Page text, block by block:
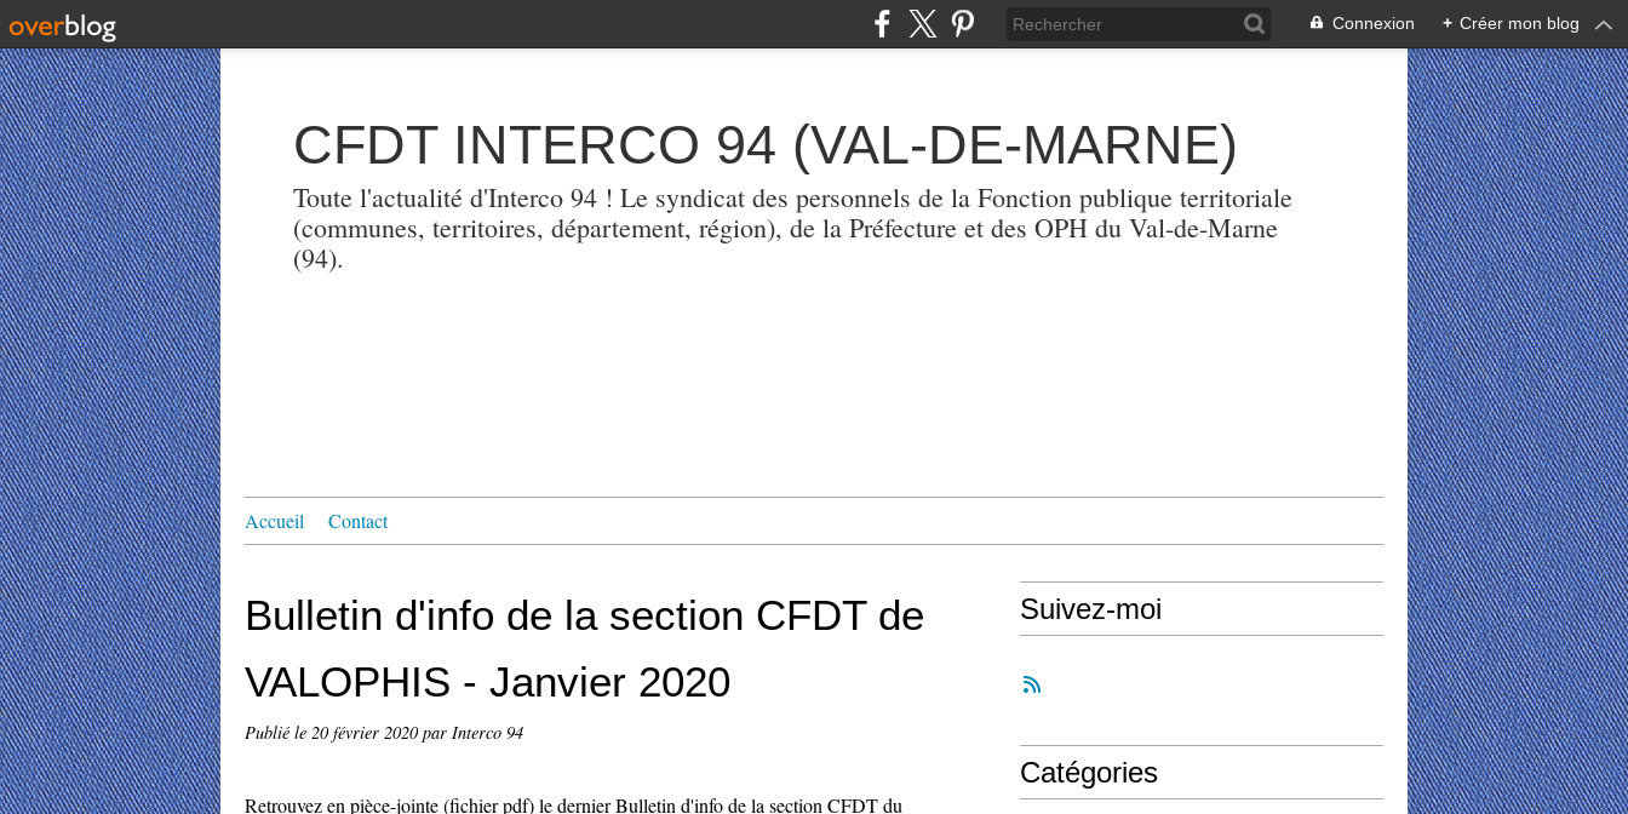
Connexion + Créer mon blog
CFDT INTERCO 94 (VAL-DE-MARNE)
Toute l'actualité d'Interco 94 ! Le syndicat des personnels de la Fonction publique territoriale
(communes, territoires, département, région), de la Préfecture et des OPH du Val-de-Marne
(94).
Accueil Contact
Bulletin d'info de la section CFDT de
VALOPHIS - Janvier 2020
Publié le 20 février 2020par Interco 94
Retrouvez en pièce-jointe (fichier pdf) le dernier Bulletin d'info de la section CFDT du
Suivez-moi
Catégories